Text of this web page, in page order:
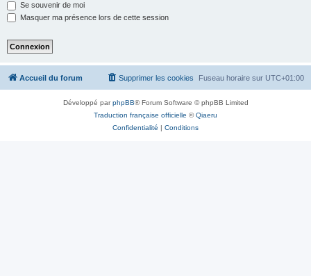
Se souvenir de moi
Masquer ma présence lors de cette session
Accueil du forum Fuseau horaire sur UTC+01:00
Supprimer les cookies
Développé parphpBB® Forum Software © phpBB Limited
Traduction française officielle ©Qiaeru
Confidentialité | Conditions